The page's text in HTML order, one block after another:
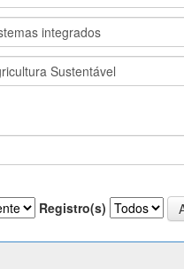
Registro(s)